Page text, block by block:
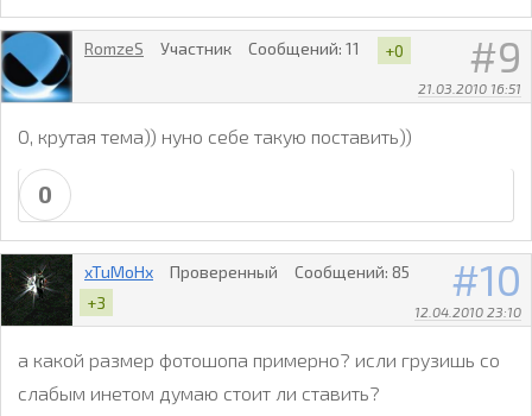
9
21.03.2010 16:51
RomzeS Участник Сообщений: 11 +0
О, крутая тема)) нуно себе такую поставить))
0
10
12.04.2010 23:10
xTuMoHx Проверенный Сообщений: 85
+3
а какой размер фотошопа примерно? исли грузишь со
слабым инетом думаю стоит ли ставить?